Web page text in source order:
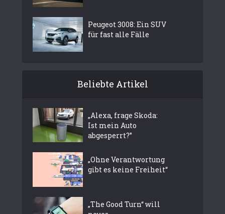
Peugeot 3008: Ein SUV
für fast alle Fälle
Beliebte Artikel
„Alexa, frage Skoda:
Ist mein Auto
abgesperrt?”
„Ohne Verantwortung
gibt es keine Freiheit“
„The Good Turn“ will